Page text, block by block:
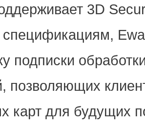
3D
спецификациям,
подписки
позволяющих
карт для будущих